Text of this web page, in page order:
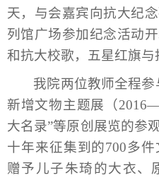
天，与会嘉宾向抗大纪
列馆广场参加纪念活动
和抗大校歌，五星红旗与
我院两位教师全程
新增文物主题展（
大名录”等原创展览的参
十年来征集到的700多
赠予儿子朱琦的大衣、